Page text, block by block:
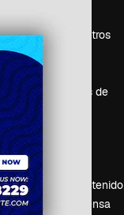
Sobre nosotros
Empleo
Tendencias de
búsqueda
Blog
Eventos
Slidesgo
Vender contenido
Sala de prensa